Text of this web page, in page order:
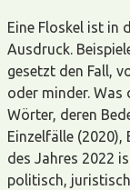
Eine Floskel ist in
Ausdruck.
gesetzt den Fall,
oder minder. Was
Wörter, deren
Einzelfälle (2020),
des Jahres 2022
politisch,